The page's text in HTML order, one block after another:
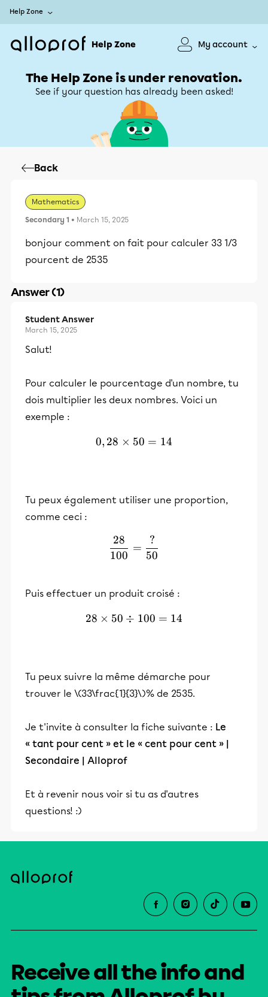
Help Zone
Help Zone My account
The Help Zone is under renovation.
See if your question has already been asked!
Back
Mathematics
Secondary 1 • March 15, 2025
bonjour comment on fait pour calculer 33 1/3
pourcent de 2535
Answer (1)
Student Answer
March 15, 2025
Salut!
Pour calculer le pourcentage d'un nombre, tu
dois multiplier les deux nombres. Voici un
exemple :
0,28 \times 50 = 14
0, 28 × 50 = 14
Tu peux également utiliser une proportion,
comme ceci :
100
28
=
50
?
Puis effectuer un produit croisé :
28 \times 50 \div 100 = 14
28 × 50 ÷ 100 = 14
Tu peux suivre la même démarche pour
trouver le \(33\frac{1}{3}\)% de 2535.
Je t'invite à consulter la fiche suivante : Le
« tant pour cent » et le « cent pour cent » |
Secondaire | Alloprof
Et à revenir nous voir si tu as d'autres
questions! :)
Receive all the info and